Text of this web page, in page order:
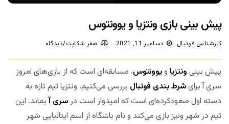
پیش بینی بازی ونتزیا و یوونتوس
کارشناس فوتبال دسامبر 11, 2021 صفر شکایت/دیدگاه
پیش بینی ونتزیا ویوونتوس، مسابقه‌ای است که از بازی‌های امروز
سری آ برایشرط بندی فوتبال بررسی می‌کنیم. ونتزیا تیم تازه به
دسته اول صعود‌کرده‌ای است که امیدوار است درسری آبماند. این
تیم در شهر ونیز بازی می‌کند و نام باشگاه از اسم ایتالیایی شهر